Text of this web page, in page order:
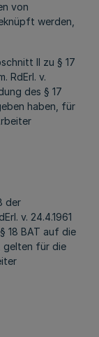
von
werden,
II zu § 17
RdErl. v.
des § 17
haben, für
der
v. 24.4.1961
18 BAT auf die
gelten für die